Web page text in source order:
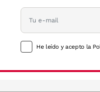
He leído y acepto la